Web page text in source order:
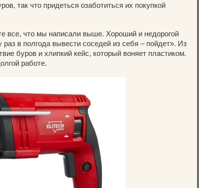
так что придеться озаботиться их покупкой
все, что мы написали выше. Хороший и недорогой
в полгода вывести соседей из себя – пойдет». Из
буров и хлипкий кейс, который воняет пластиком.
работе.